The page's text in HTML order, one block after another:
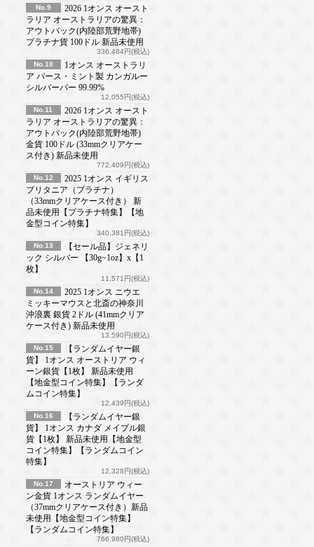
No.9
2026 1オンス オースト
ラリア オーストラリアの驚異：
アウトバック(内陸部荒野地帯)
プラチナ貨 100ドル 新品未使用
336,484円(税込)
No.10
1オンス オーストラリ
ア パース・ミント製 カンガルー
シルバーバー 99.99%
12,055円(税込)
No.11
2026 1オンス オースト
ラリア オーストラリアの驚異：
アウトバック(内陸部荒野地帯)
金貨 100ドル (33mmクリアケー
ス付き) 新品未使用
772,409円(税込)
No.12
2025 1オンス イギリス
ブリタニア（プラチナ）
（33mmクリアケース付き） 新
品未使用【プラチナ特集】【地
金型コイン特集】
340,381円(税込)
No.13
【セール品】ジェネリ
ック シルバー 【30g~1oz】x【1
枚】
11,571円(税込)
No.14
2025 1オンス ニウエ
ミッキーマウスと北斎の神奈川
沖浪裏 銀貨 2ドル (41mmクリア
ケース付き) 新品未使用
13,590円(税込)
No.15
【ランダムイヤー銀
貨】 1オンス オーストリア ウィ
ーン銀貨【1枚】 新品未使用
【地金型コイン特集】【ランダ
ムコイン特集】
12,439円(税込)
No.16
【ランダムイヤー銀
貨】 1オンス カナダ メイプル銀
貨【1枚】 新品未使用【地金型
コイン特集】【ランダムコイン
特集】
12,328円(税込)
No.17
オーストリア ウィー
ン金貨 1オンス ランダムイヤー
（37mmクリアケース付き）新品
未使用【地金型コイン特集】
【ランダムコイン特集】
766,980円(税込)